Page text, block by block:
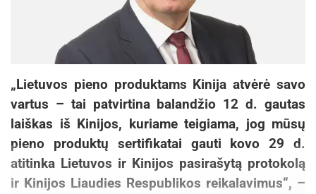
„Lietuvos pieno produktams Kinija atvėrė savo
vartus – tai patvirtina balandžio 12 d. gautas
laiškas iš Kinijos, kuriame teigiama, jog mūsų
pieno produktų sertifikatai gauti kovo 29 d.
atitinka Lietuvos ir Kinijos pasirašytą protokolą
ir Kinijos Liaudies Respublikos reikalavimus“, –